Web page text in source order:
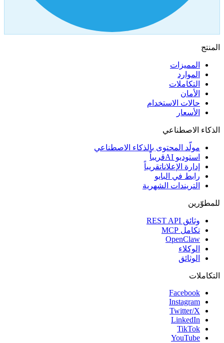
المنتج
المميزات
الموارد
التكاملات
الأمان
حالات الاستخدام
الأسعار
الذكاء الاصطناعي
مولّد المحتوى بالذكاء الاصطناعي
استوديو AI
قريباً
إدارة الإعلاناتقريباً
رابط في البايو
التريندات الشهرية
للمطوّرين
وثائق REST API
تكامل MCP
OpenClaw
الوكلاء
الوثائق
التكاملات
Facebook
Instagram
Twitter/X
LinkedIn
TikTok
YouTube